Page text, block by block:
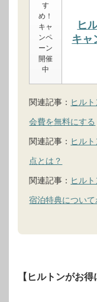
す
め！
キャ
ンペ
ーン
開催
中
ヒ
キャ
関連記事： ヒル
会費を無料にする
関連記事： ヒル
点とは？
関連記事： ヒル
宿泊特典につい
【ヒルトンがお